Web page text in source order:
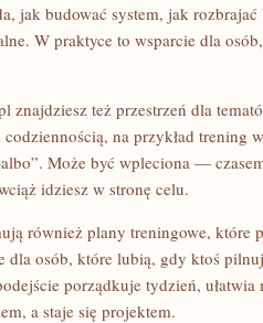
jak budować system, jak
W praktyce to wsparcie dla
znajdziesz też przestrzeń dla
na przykład trening
Może być wpleciona —
idziesz w stronę celu.
również plany treningowe, które
dla osób, które lubią, gdy ktoś
porządkuje tydzień,
a staje się projektem.